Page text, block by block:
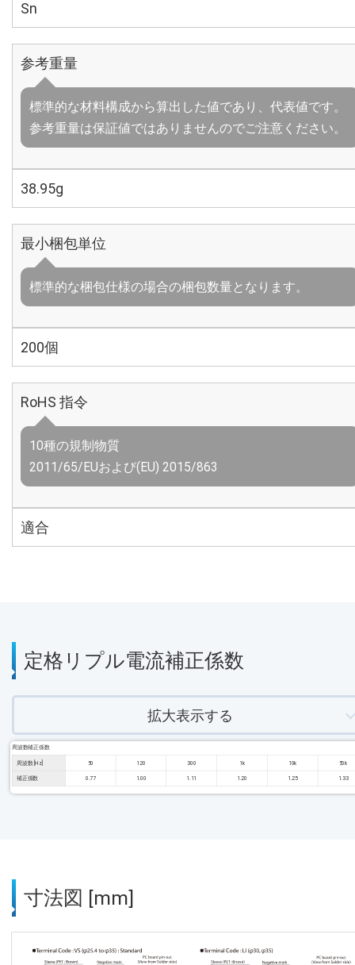
Sn
参考重量
標準的な材料構成から算出した値であり、代表値です。
参考重量は保証値ではありませんのでご注意ください。
38.95g
最小梱包単位
標準的な梱包仕様の場合の梱包数量となります。
200個
RoHS 指令
10種の規制物質
2011/65/EUおよび(EU) 2015/863
適合
定格リプル電流補正係数
拡大表示する
周波数補正係数
周波数 [Hz] 50 120 300 1k 10k 50k
補正係数 0.77 1.00 1.11 1.20 1.25 1.33
寸法図 [mm]